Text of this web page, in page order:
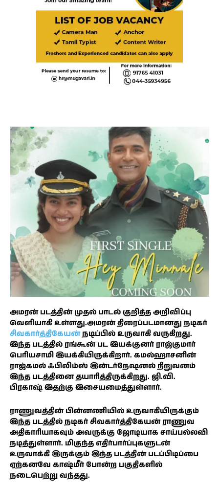
அமரன் படத்தின் முதல் பாடல் குறித்த அறிவிப்பு
வெளியாகி உள்ளது.அமரன் திரைப்படமானது நடிகர்
சிவகார்த்திகேயன்நடிப்பில் உருவாகி வருகிறது.
இந்த படத்தில் ரங்கூன் பட இயக்குனர் ராஜ்குமார்
பெரியசாமி இயக்கியிருக்கிறார். கமல்ஹாசனின்
ராஜ்கமல் ஃபிலிம்ஸ் இன்டர்நேஷனல் நிறுவனம்
இந்த படத்தினை தயாரித்திருக்கிறது. ஜி.வி.
பிரகாஷ் இதற்கு இசையமைத்துள்ளார்.
ராணுவத்தின் பின்னணியில் உருவாகியிருக்கும்
இந்த படத்தில் நடிகர் சிவகார்த்திகேயன் ராணுவ
அதிகாரியாகவும் அவருக்கு ஜோடியாக சாய்பல்லவி
நடித்துள்ளார். மிகுந்த எதிர்பார்ப்புகளுடன்
உருவாக்கி இருக்கும் இந்த படத்தின் படப்பிடிப்பை
ஏற்கனவே காஷ்மீர் போன்ற பகுதிகளில்
நடைபெற்று வந்தது.